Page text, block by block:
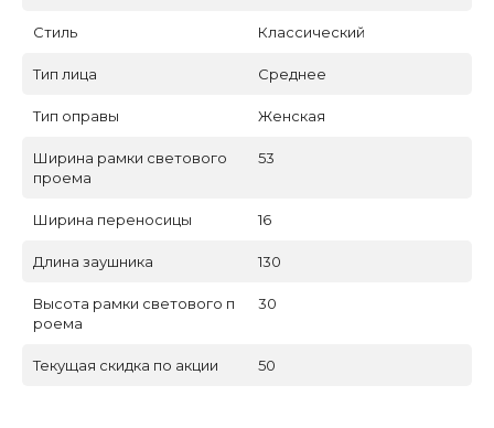
Стиль Классический
Тип лица Среднее
Тип оправы Женская
Ширина рамки светового
проема
53
Ширина переносицы 16
Длина заушника 130
Высота рамки светового п
роема
30
Текущая скидка по акции 50